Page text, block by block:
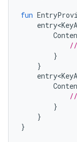
fun
}
}
//
}
}
}